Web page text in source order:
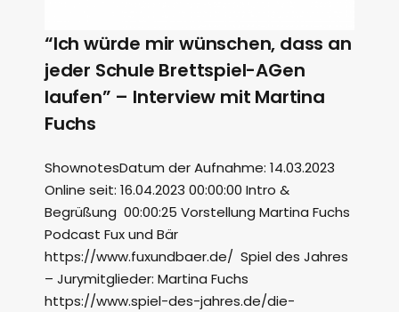
“Ich würde mir wünschen, dass an
jeder Schule Brettspiel-AGen
laufen” – Interview mit Martina
Fuchs
ShownotesDatum der Aufnahme: 14.03.2023
Online seit: 16.04.2023 00:00:00 Intro &
Begrüßung 00:00:25 Vorstellung Martina Fuchs
Podcast Fux und Bär
https://www.fuxundbaer.de/ Spiel des Jahres
– Jurymitglieder: Martina Fuchs
https://www.spiel-des-jahres.de/die-